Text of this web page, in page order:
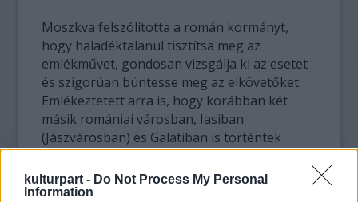
kulturpart - Do Not Process My Personal
Information
Moszkva felszólította a román kormányt,
hogy haladéktalanul tisztítsa meg az
emlékművet, gondosan vizsgálja ki az esetet
és szigorúan büntesse meg az elkövetőket.
Emlékeztetett arra is, hogy korábban két
másik romániai városban, Iasiban
(Jászvárosban) és Galatiban is történtek
hasonló garázda cselekmények.
A moszkvai közlemény nem részletezte, hogy
az egyik bukaresti temetőben álló